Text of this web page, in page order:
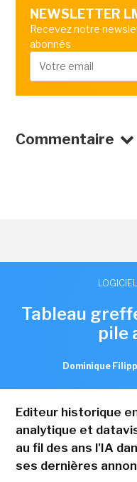
NEWSLETTER
Recevez notre
abonnés
Commentaire
LOGICIEL
Tableau
pile
Dominique
Editeur historique
analytique et
au fil des ans l'IA
ses dernières